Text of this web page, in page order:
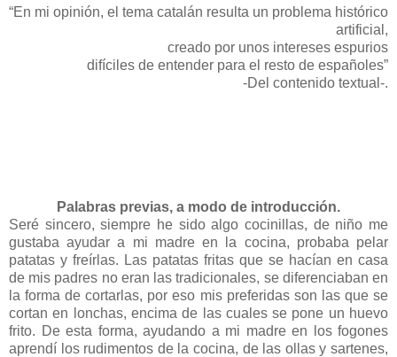
“En mi opinión, el tema catalán resulta un problema histórico
artificial,
creado por unos intereses espurios
difíciles de entender para el resto de españoles”
-Del contenido textual-.
Palabras previas, a modo de introducción.
Seré sincero, siempre he sido algo cocinillas, de niño me
gustaba ayudar a mi madre en la cocina, probaba pelar
patatas y freírlas. Las patatas fritas que se hacían en casa
de mis padres no eran las tradicionales, se diferenciaban en
la forma de cortarlas, por eso mis preferidas son las que se
cortan en lonchas, encima de las cuales se pone un huevo
frito. De esta forma, ayudando a mi madre en los fogones
aprendí los rudimentos de la cocina, de las ollas y sartenes,